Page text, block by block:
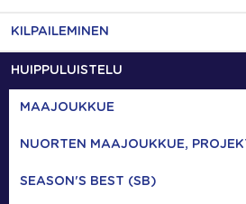
KILPAILEMINEN
HUIPPULUISTELU
MAAJOUKKUE
NUORTEN MAAJOUKKUE,
SEASON'S BEST (SB)